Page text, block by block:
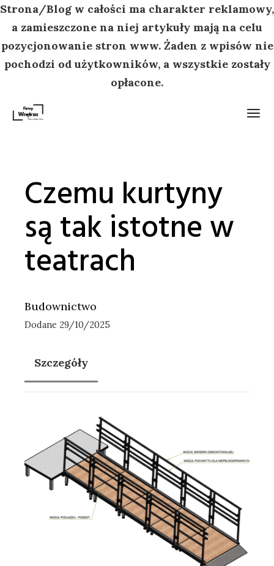
Strona/Blog w całości ma charakter reklamowy,
a zamieszczone na niej artykuły mają na celu
pozycjonowanie stron www. Żaden z wpisów nie
pochodzi od użytkowników, a wszystkie zostały
opłacone.
do
treści
Czemu kurtyny
są tak istotne w
teatrach
Budownictwo
Dodane 29/10/2025
Szczegóły